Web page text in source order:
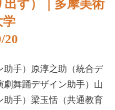
す）｜多摩美術
学
20
助手）原淳之助（統合デ
舞踊デザイン助手）山
手）梁玉恬（共通教育